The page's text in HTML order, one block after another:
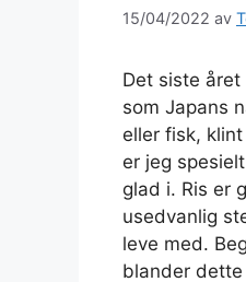
15/04/2022 av
Det siste
som Japans
eller fisk,
er jeg
glad i. Ris er
usedvanlig
leve med.
blander